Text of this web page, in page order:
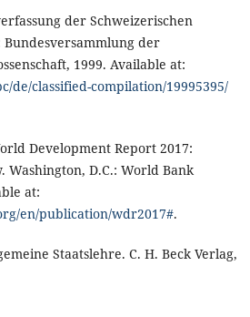
der Schweizerischen
Bundesversammlung der
1999. Available at:
de/classified-compilation/19995395/
Development Report 2017:
Washington, D.C.: World Bank
at:
en/publication/wdr2017#.
Staatslehre. C. H. Beck Verlag,